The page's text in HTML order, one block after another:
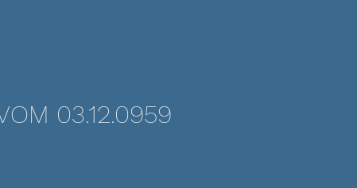
03.12.0959